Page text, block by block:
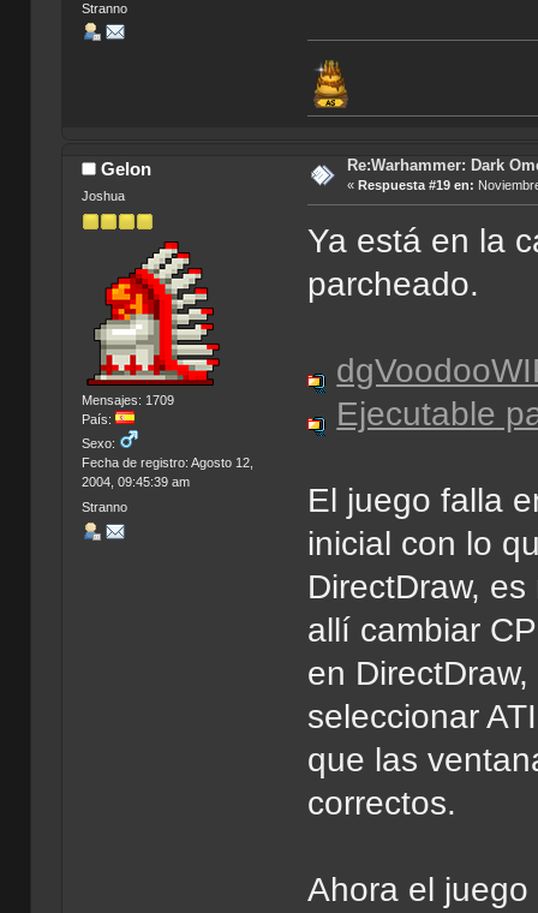
Stranno
Gelon
Joshua
Mensajes: 1709
País:
Sexo:
Fecha de registro: Agosto 12,
2004, 09:45:39 am
Stranno
Re:Warhammer: Dark
« Respuesta #19 en:
Ya está en la
parcheado.
Ejecutable
El juego falla
inicial con lo
DirectDraw,
allí cambiar
en
seleccionar
que las
correctos.
Ahora el